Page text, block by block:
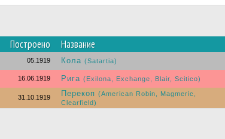
Построено Название
05.1919 Кола (Satartia)
16.06.1919 Рига (Exilona, Exchange, Blair, Scitico)
31.10.1919 Перекоп (American Robin, Magmeric,
Clearfield)